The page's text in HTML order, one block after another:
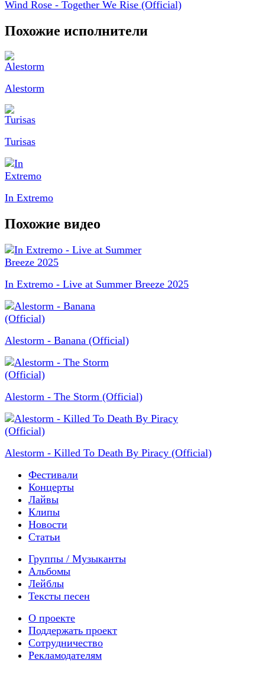
Wind Rose - Together We Rise (Official)
Похожие исполнители
Alestorm
Turisas
In Extremo
Похожие видео
In Extremo - Live at Summer Breeze 2025
Alestorm - Banana (Official)
Alestorm - The Storm (Official)
Alestorm - Killed To Death By Piracy (Official)
Фестивали
Концерты
Лайвы
Клипы
Новости
Статьи
Группы / Музыканты
Альбомы
Лейблы
Тексты песен
О проекте
Поддержать проект
Сотрудничество
Рекламодателям